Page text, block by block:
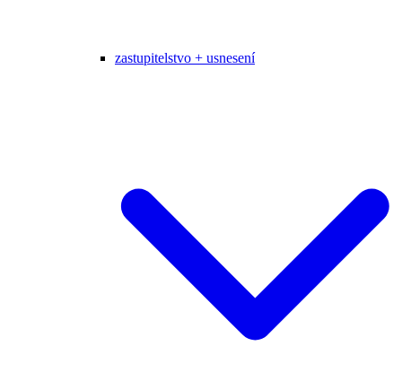
zastupitelstvo + usnesení